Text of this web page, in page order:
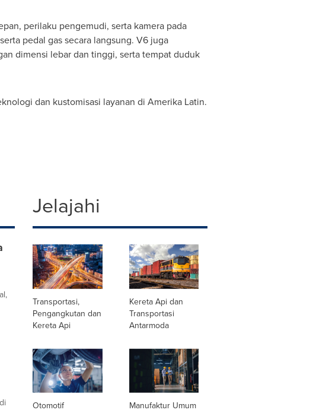
perilaku pengemudi, serta kamera pada
pedal gas secara langsung. V6 juga
dimensi lebar dan tinggi, serta tempat duduk
dan kustomisasi layanan di Amerika Latin.
Jelajahi
Transportasi,
Pengangkutan dan
Kereta Api
Kereta Api dan
Transportasi
Antarmoda
Otomotif
Manufaktur Umum